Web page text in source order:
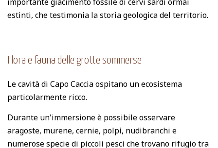
estinti, che testimonia la storia geologica del territorio.
Flora e fauna delle grotte sommerse
Le cavità di Capo Caccia ospitano un ecosistema
particolarmente ricco.
Durante un'immersione è possibile osservare
aragoste, murene, cernie, polpi, nudibranchi e
numerose specie di piccoli pesci che trovano rifugio tra